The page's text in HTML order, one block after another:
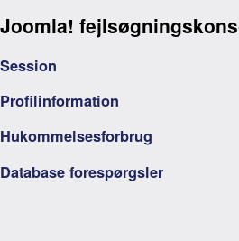
Joomla!
Session
Profilinformation
Hukommelsesforbrug
Database forespørgsler